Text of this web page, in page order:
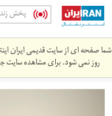
Skip
main
content
پخش
شما صفحه ای از سایت قدیمی ایران
روز نمی شود. برای مشاهده سایت